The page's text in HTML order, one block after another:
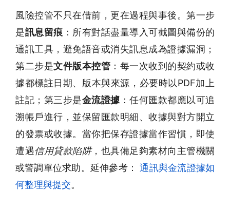
風險控管不只在借前，更在過程與事後。第一步
是訊息留痕 ：所有對話盡量導入可截圖與備份的
通訊工具，避免語音或消失訊息成為證據漏洞；
第二步是文件版本控管 ：每一次收到的契約或收
據都標註日期、版本與來源，必要時以PDF加上
註記；第三步是金流證據 ：任何匯款都應以可追
溯帳戶進行，並保留匯款明細、收據與對方開立
的發票或收據。當你把保存證據當作習慣，即使
遭遇信用貸款陷阱，也具備足夠素材向主管機關
或警調單位求助。延伸參考：
通訊與金流證據如
何整理與提交。